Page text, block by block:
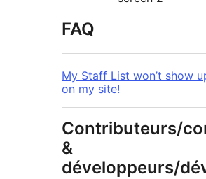
FAQ
My Staff List won’t show
on my site!
Contributeurs/
&
développeurs/